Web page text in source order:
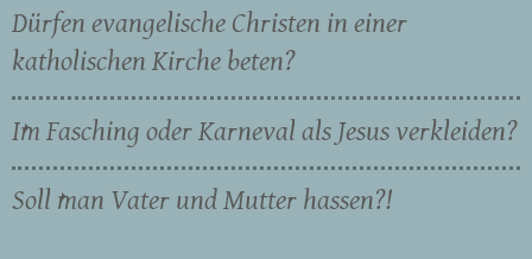
Dürfen evangelische Christen in einer
katholischen Kirche beten?
Im Fasching oder Karneval als Jesus verkleiden?
Soll man Vater und Mutter hassen?!